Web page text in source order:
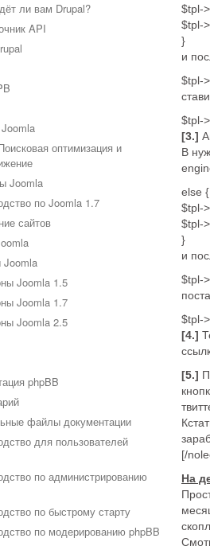
ли вам Drupal?
API
оптимизация и
Joomla
по Joomla 1.7
сайтов
Joomla 1.5
Joomla 1.7
Joomla 2.5
phpBB
файлы документации
для пользователей
по администрированию
по быстрому старту
по модерированию phpBB
$tpl-
$tpl-
}
и
$tpl-
$tpl-
[3.]
В
else {
$tpl-
$tpl-
}
и
$tpl-
$tpl-
[4.]
[5.]
[/
На